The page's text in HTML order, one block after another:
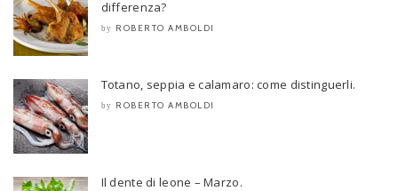
differenza?
by ROBERTO AMBOLDI
Totano, seppia e calamaro: come distinguerli.
by ROBERTO AMBOLDI
Il dente di leone – Marzo.